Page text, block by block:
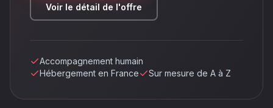
Voir le détail de l'offre
Accompagnement humain
Hébergement en France
Sur mesure de A à Z